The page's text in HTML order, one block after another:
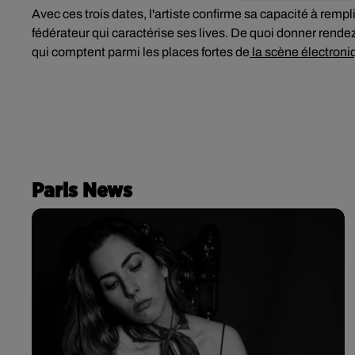
Avec ces trois dates, l'artiste confirme sa capacité à
fédérateur qui caractérise ses lives. De quoi donner
qui comptent parmi les places fortes de la scène
Paris News